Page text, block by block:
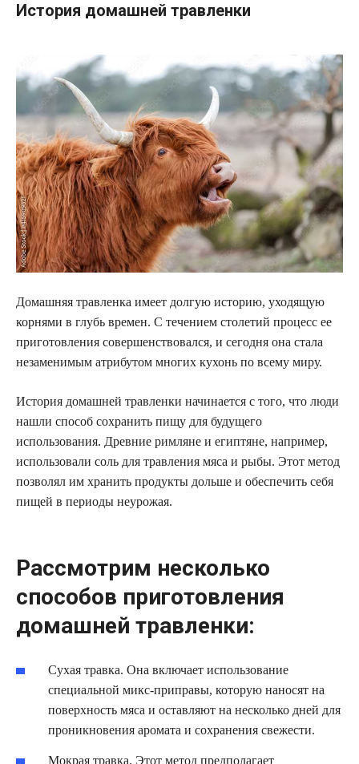
История домашней травленки
Домашняя травленка имеет долгую историю, уходящую
корнями в глубь времен. С течением столетий процесс ее
приготовления совершенствовался, и сегодня она стала
незаменимым атрибутом многих кухонь по всему миру.
История домашней травленки начинается с того, что люди
нашли способ сохранить пищу для будущего
использования. Древние римляне и египтяне, например,
использовали соль для травления мяса и рыбы. Этот метод
позволял им хранить продукты дольше и обеспечить себя
пищей в периоды неурожая.
Рассмотрим несколько
способов приготовления
домашней травленки:
Сухая травка. Она включает использование
специальной микс-приправы, которую наносят на
поверхность мяса и оставляют на несколько дней для
проникновения аромата и сохранения свежести.
Мокрая травка. Этот метод предполагает